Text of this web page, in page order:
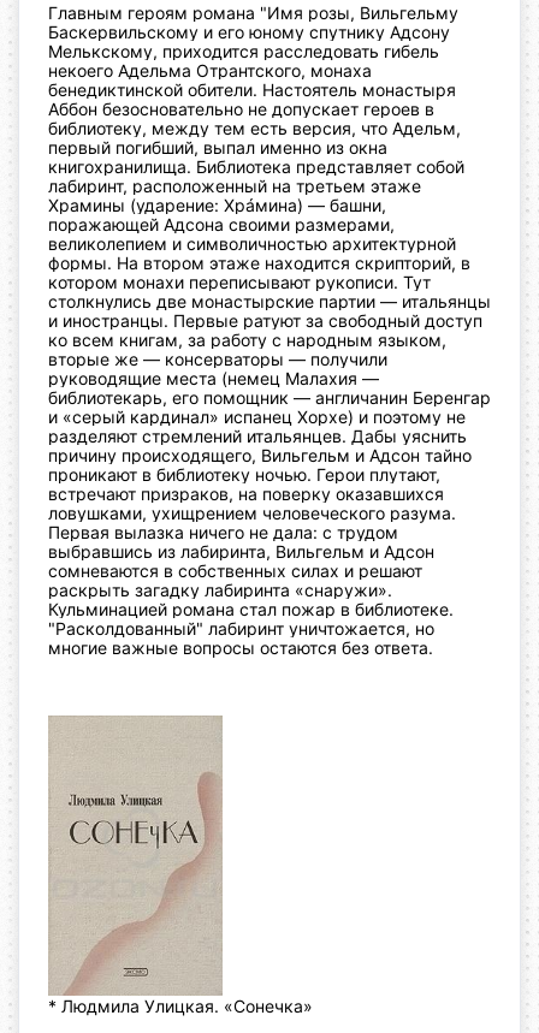
Главным героям романа "Имя розы, Вильгельму
Баскервильскому и его юному спутнику Адсону
Мелькскому, приходится расследовать гибель
некоего Адельма Отрантского, монаха
бенедиктинской обители. Настоятель монастыря
Аббон безосновательно не допускает героев в
библиотеку, между тем есть версия, что Адельм,
первый погибший, выпал именно из окна
книгохранилища. Библиотека представляет собой
лабиринт, расположенный на третьем этаже
Храмины (ударение: Хрáмина) — башни,
поражающей Адсона своими размерами,
великолепием и символичностью архитектурной
формы. На втором этаже находится скрипторий, в
котором монахи переписывают рукописи. Тут
столкнулись две монастырские партии — итальянцы
и иностранцы. Первые ратуют за свободный доступ
ко всем книгам, за работу с народным языком,
вторые же — консерваторы — получили
руководящие места (немец Малахия —
библиотекарь, его помощник — англичанин Беренгар
и «серый кардинал» испанец Хорхе) и поэтому не
разделяют стремлений итальянцев. Дабы уяснить
причину происходящего, Вильгельм и Адсон тайно
проникают в библиотеку ночью. Герои плутают,
встречают призраков, на поверку оказавшихся
ловушками, ухищрением человеческого разума.
Первая вылазка ничего не дала: с трудом
выбравшись из лабиринта, Вильгельм и Адсон
сомневаются в собственных силах и решают
раскрыть загадку лабиринта «снаружи».
Кульминацией романа стал пожар в библиотеке.
"Расколдованный" лабиринт уничтожается, но
многие важные вопросы остаются без ответа.
* Людмила Улицкая. «Сонечка»